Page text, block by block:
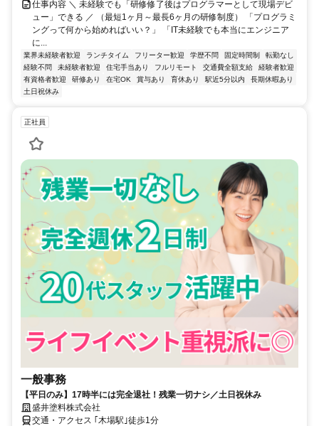
仕事内容 ＼ 未経験でも「研修修了後はプログラマーとして現場デビ
ュー」できる ／ （最短1ヶ月～最長6ヶ月の研修制度） 「プログラミ
ングって何から始めればいい？」 「IT未経験でも本当にエンジニア
に...
業界未経験者歓迎 ランチタイム フリーター歓迎 学歴不問 固定時間制
転勤なし
経験不問
未経験者歓迎 住宅手当あり フルリモート 交通費全額支給
経験者歓迎
有資格者歓迎
研修あり 在宅OK 賞与あり 育休あり 駅近5分以内
長期休暇あり
土日祝休み
正社員
一般事務
【平日のみ】17時半には完全退社！残業一切ナシ／土日祝休み
盛井塗料株式会社
交通・アクセス ｢木場駅｣徒歩1分